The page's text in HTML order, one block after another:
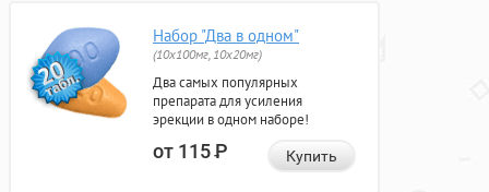
Набор "Два в одном"
(10x100мг, 10x20мг)
Два самых популярных
препарата для усиления
эрекции в одном наборе!
от 115Р Купить